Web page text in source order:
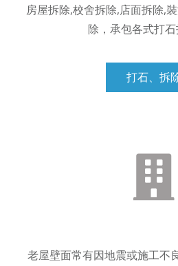
房屋拆除,校舍拆除,店面拆除,
除，承包各式打
打石、拆
老屋壁面常有因地震或施工不